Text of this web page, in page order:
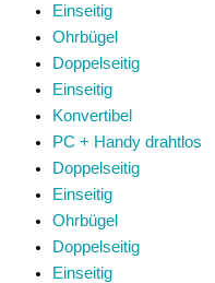
Einseitig
Ohrbügel
Doppelseitig
Einseitig
Konvertibel
PC + Handy drahtlos
Doppelseitig
Einseitig
Ohrbügel
Doppelseitig
Einseitig